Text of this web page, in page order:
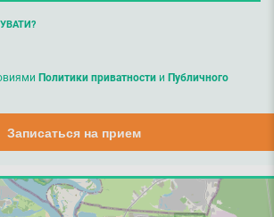
Политики приватностии Публичного
Записаться на прием